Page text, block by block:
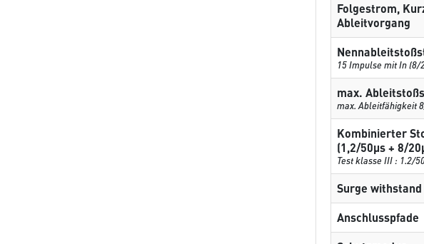
Folgestrom,
Ableitvorgang
15 Impulse mit In (8/
max.
max. Ableitfähigkeit
Kombinierter
(1,2/50µs + 8/
Test klasse III : 1.2/
Surge withstand
Anschlusspfade